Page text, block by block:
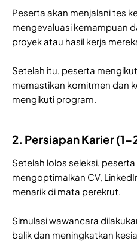
Peserta akan menjalani tes
mengevaluasi kemampuan
proyek atau hasil kerja
Setelah itu, peserta
memastikan komitmen dan
mengikuti program.
2. Persiapan Karier (1-
Setelah lolos seleksi,
mengoptimalkan CV,
menarik di mata perekrut.
Simulasi wawancara
balik dan meningkatkan